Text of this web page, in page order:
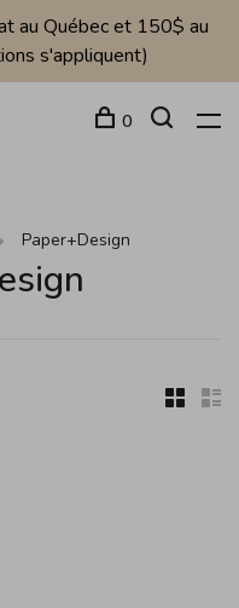
au Québec et 150$ au
s'appliquent)
0
Paper+Design